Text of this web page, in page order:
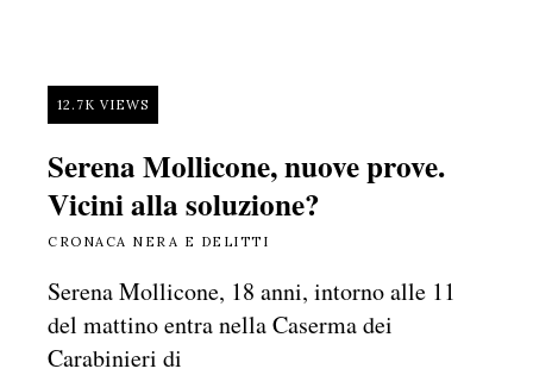
12.7K VIEWS
Serena Mollicone, nuove prove.
Vicini alla soluzione?
CRONACA NERA E DELITTI
Serena Mollicone, 18 anni, intorno alle 11
del mattino entra nella Caserma dei
Carabinieri di